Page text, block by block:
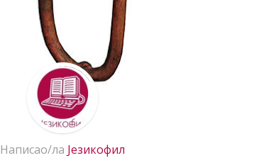
Написао/ла Језикофил